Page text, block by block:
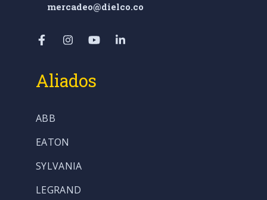
mercadeo@dielco.co
Aliados
ABB
EATON
SYLVANIA
LEGRAND